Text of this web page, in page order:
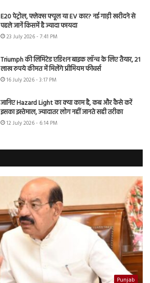
E20 पेट्रोल, फ्लेक्स फ्यूल या EV कार? नई गाड़ी खरीदने से
पहले जानें किसमें है ज्यादा फायदा
23 July 2026 - 7:41 PM
Triumph की लिमिटेड एडिशन बाइक लॉन्च के लिए तैयार, 21
लाख रुपये कीमत में मिलेंगे प्रीमियम फीचर्स
16 July 2026 - 3:17 PM
जानिए Hazard Light का क्या काम है, कब और कैसे करें
इसका इस्तेमाल, ज्यादातर लोग नहीं जानते सही तरीका
12 July 2026 - 6:14 PM
Punjab